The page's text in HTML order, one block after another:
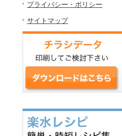
プライバシー・ポリシー
サイトマップ